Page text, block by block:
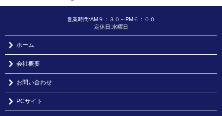
営業時間:AM９：３０～PM６：００
定休日:水曜日
ホーム
会社概要
お問い合わせ
PCサイト